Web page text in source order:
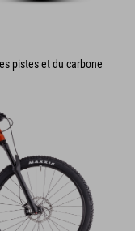
pistes et du carbone